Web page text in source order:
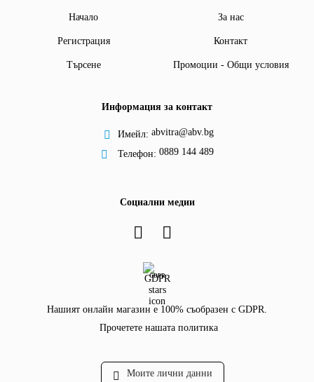
Начало За нас
Регистрация Контакт
Търсене Промоции - Общи условия
Информация за контакт
Имейл: abvitra@abv.bg
Телефон: 0889 144 489
Социални медии
GDPR
Нашият онлайн магазин е 100% съобразен с GDPR.
Прочетете нашата политика
Моите лични данни